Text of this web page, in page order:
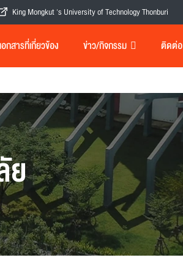
King Mongkut 's University of Technology Thonburi
กสารที่เกี่ยวข้อง ข่าว/กิจกรรม ติดต่อ
ย